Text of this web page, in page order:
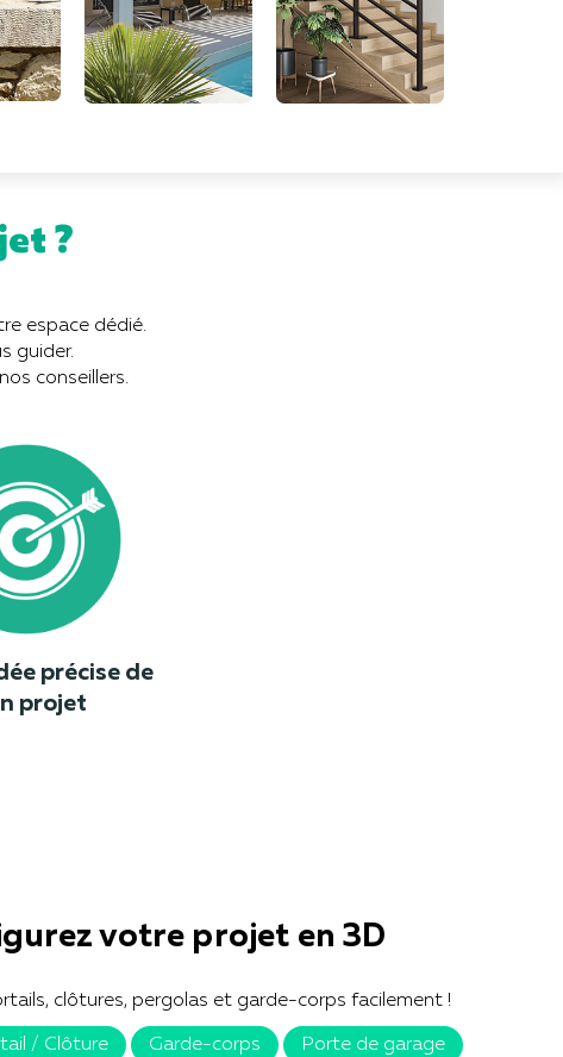
?
espace dédié.
guider.
conseillers.
précise de
projet
votre projet en 3D
clôtures, pergolas et garde-corps facilement !
/ Clôture Garde-corps Porte de garage